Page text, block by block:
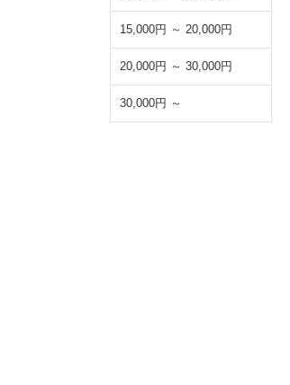
15,000円 ～ 20,000円
20,000円 ～ 30,000円
30,000円 ～